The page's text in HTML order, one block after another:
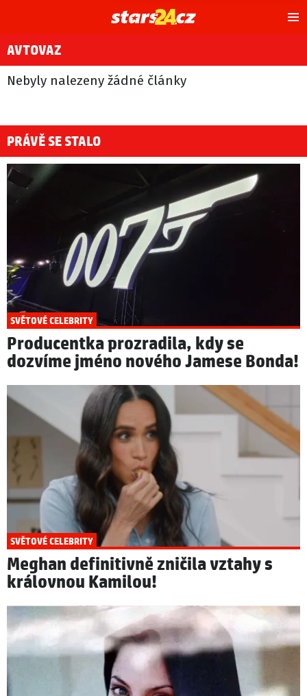
AVTOVAZ
Nebyly nalezeny žádné články
PRÁVĚ SE STALO
SVĚTOVÉ CELEBRITY
Producentka prozradila, kdy se
dozvíme jméno nového Jamese Bonda!
SVĚTOVÉ CELEBRITY
Meghan definitivně zničila vztahy s
královnou Kamilou!